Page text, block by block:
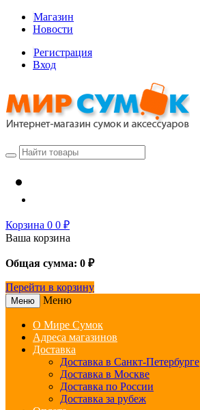
Магазин
Новости
Регистрация
Вход
Корзина 0 0 ₽
Ваша корзина
Общая сумма: 0 ₽
Перейти в корзину
Меню Меню
О Мире Сумок
Адреса магазинов
Доставка
Доставка в Санкт-Петербурге
Доставка в Москве
Доставка по России
Доставка за рубеж